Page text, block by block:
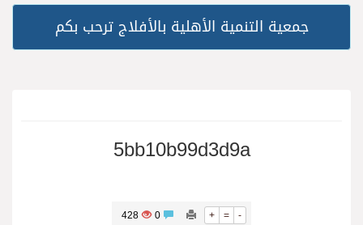
جمعية التنمية الأهلية بالأفلاج ترحب بكم
5bb10b99d3d9a
+ = -
428